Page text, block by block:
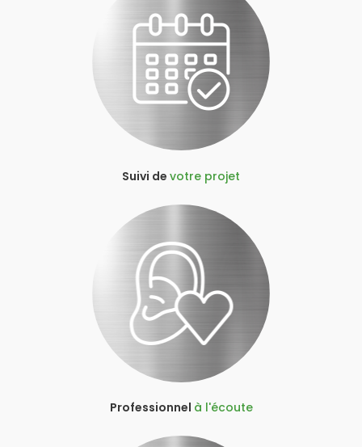
Suivi de votre projet
Professionnel à l'écoute